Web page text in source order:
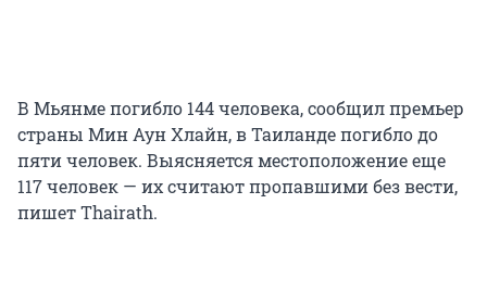
В Мьянме погибло 144 человека, сообщил премьер
страны Мин Аун Хлайн, в Таиланде погибло до
пяти человек. Выясняется местоположение еще
117 человек — их считают пропавшими без вести,
пишет Thairath.